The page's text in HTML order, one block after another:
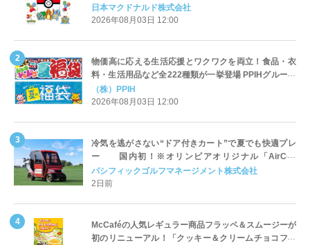
定登場
日本マクドナルド株式会社
2026年08月03日 12:00
物価高に応える生活応援とワクワクを両立！食品・衣
料・生活用品など全222種類が一挙登場 PPIHグループ
「夏福袋」＆セール 8月6日(木)より順次スタート
（株）PPIH
2026年08月03日 12:00
冷気を逃がさない“ドア付きカート”で夏でも快適プレ
ー 国内初！※オリンピアオリジナル「AirCon
Cart（エアコンカート）」導入 | ＰＧＭ
パシフィックゴルフマネージメント株式会社
2日前
McCaféの人気レギュラー商品フラッペ＆スムージーが
初のリニューアル！「クッキー＆クリームチョコフラ